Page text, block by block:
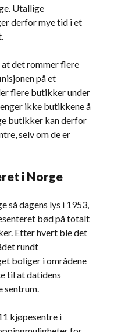
Utallige
derfor mye tid i et
at det rommer flere
på et
flere butikker under
ikke butikkene å
butikker kan derfor
selv om de er
i Norge
så dagens lys i 1953,
bød på totalt
Etter hvert ble det
rundt
boliger i områdene
til at datidens
sentrum.
kjøpesentre i